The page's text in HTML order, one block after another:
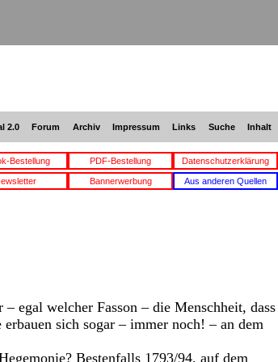
2.0 Forum Archiv Impressum Links Suche Inhalt
Bestellung PDF-Bestellung Datenschutzerklärung
Bannerwerbung Aus anderen Quellen
egal welcher Fasson – die Menschheit, dass
sich sogar – immer noch! – an dem
Bestenfalls 1793/94, auf dem